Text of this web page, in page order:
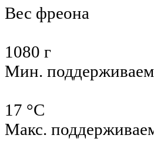
Вес фреона
1080 г
Мин.
17 °С
Макс.